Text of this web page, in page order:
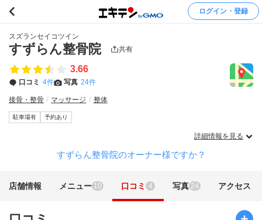
ログイン・登録
スズランセイコツイン
すずらん整骨院 共有
3.66
口コミ 4件 写真 24件
接骨・整骨 マッサージ 整体
駐車場有 予約あり
詳細情報を見る
すずらん整骨院のオーナー様ですか？
店舗情報 メニュー 10 口コミ 4 写真 24 アクセス